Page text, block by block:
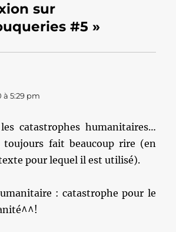
sur
#5 »
à 5:29 pm
catastrophes humanitaires…
toujours fait beaucoup rire (en
pour lequel il est utilisé).
: catastrophe pour le